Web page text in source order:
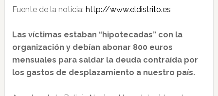
Fuente de la noticia: http://www.eldistrito.es
Las víctimas estaban “hipotecadas” con la
organización y debían abonar 800 euros
mensuales para saldar la deuda contraída por
los gastos de desplazamiento a nuestro país.